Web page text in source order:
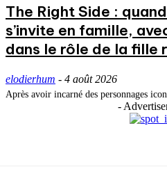
The Right Side :
s’invite en famille,
dans le rôle de la fille
elodierhum - 4 août 2026
Après avoir incarné des personnages
-